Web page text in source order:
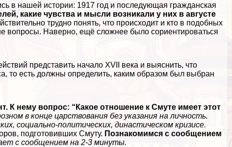
в нашей истории: 1917 год и последующая гражданская
какие чувства и мысли возникали у них в августе
трудно понять, что происходит и кто в подобных
вопросы. Наверно, ещё сложнее было сориентироваться
представить начало XVII века и выяснить, что
то есть должны определить, каким образом был выбран
нему вопрос: “Какое отношение к Смуте имеет этот
в конце царствования без указания на личность.
социально-политических, династическом кризисе.
подготовивших Смуту. Познакомимся с сообщением
с сообщением на 2-3 минуты.